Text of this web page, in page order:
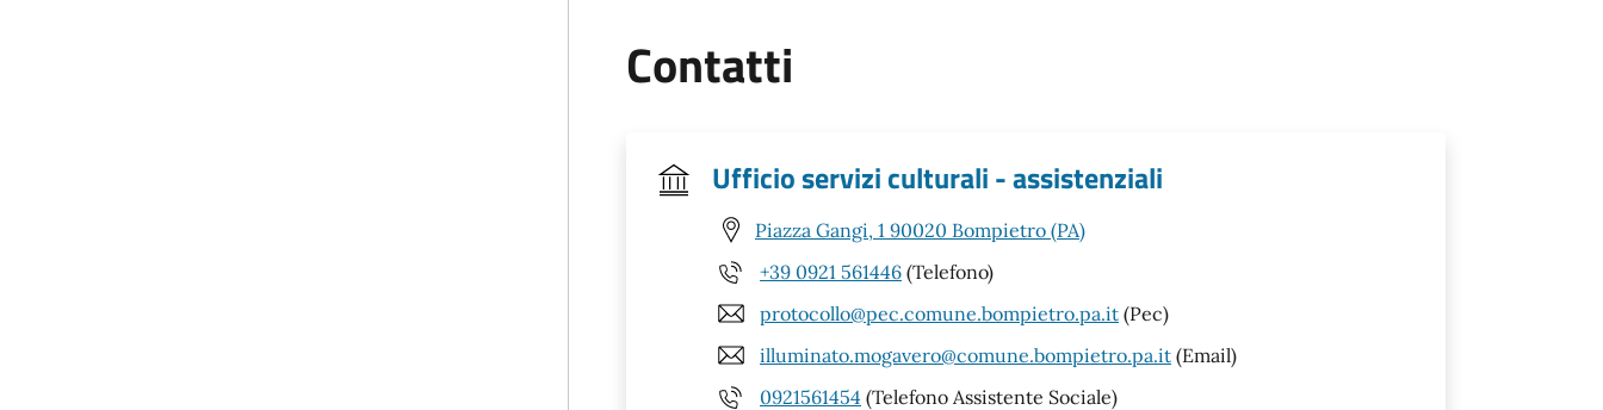
Contatti
Ufficio servizi culturali - assistenziali
Piazza Gangi, 1 90020 Bompietro (PA)
+39 0921 561446 (Telefono)
protocollo@pec.comune.bompietro.pa.it (Pec)
illuminato.mogavero@comune.bompietro.pa.it (Email)
0921561454 (Telefono Assistente Sociale)